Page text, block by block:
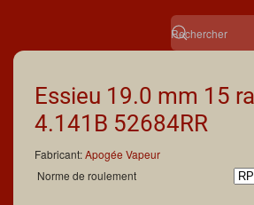
Essieu 19.0 mm 15
4.141B 52684RR
Fabricant:Apogée Vapeur
Norme de roulement